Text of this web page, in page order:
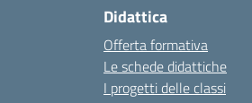
Didattica
Offerta formativa
Le schede didattiche
I progetti delle classi